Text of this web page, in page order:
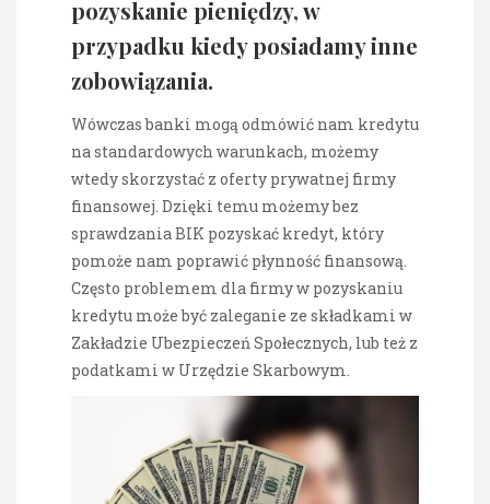
pozyskanie pieniędzy, w
przypadku kiedy posiadamy inne
zobowiązania.
Wówczas banki mogą odmówić nam kredytu
na standardowych warunkach, możemy
wtedy skorzystać z oferty prywatnej firmy
finansowej. Dzięki temu możemy bez
sprawdzania BIK pozyskać kredyt, który
pomoże nam poprawić płynność finansową.
Często problemem dla firmy w pozyskaniu
kredytu może być zaleganie ze składkami w
Zakładzie Ubezpieczeń Społecznych, lub też z
podatkami w Urzędzie Skarbowym.